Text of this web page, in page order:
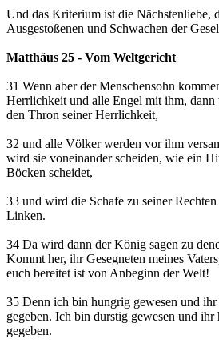
Und das Kriterium ist die Nächstenliebe,
Ausgestoßenen und Schwachen der
Matthäus 25 - Vom Weltgericht
31 Wenn aber der Menschensohn
Herrlichkeit und alle Engel mit ihm, dann
den Thron seiner Herrlichkeit,
32 und alle Völker werden vor ihm
wird sie voneinander scheiden, wie ein
Böcken scheidet,
33 und wird die Schafe zu seiner
Linken.
34 Da wird dann der König sagen zu
Kommt her, ihr Gesegneten meines
euch bereitet ist von Anbeginn der Welt!
35 Denn ich bin hungrig gewesen und ihr
gegeben. Ich bin durstig gewesen und
gegeben.